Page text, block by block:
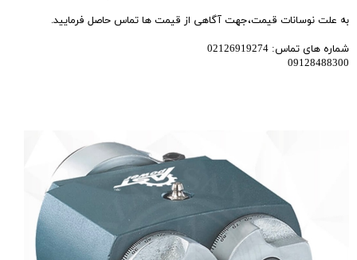
به علت نوسانات قیمت،جهت آگاهی از قیمت ها تماس حاصل فرمایید.
شماره های تماس: 02126919274
09128488300